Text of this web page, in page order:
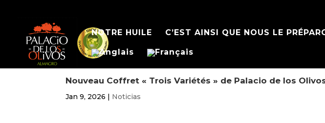
NOTRE HUILE C’EST AINSI QUE NOUS LE
Nouveau Coffret « Trois Variétés » de Palacio de los
Jan 9, 2026 | Noticias